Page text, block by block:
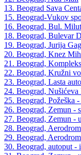
13. Beograd Sava
15. Beograd-Vukov
16. Beograd, Bul.
18. Beograd, Bulevar
19. Beograd, Jurija
20. Beograd, Knez
21. Beograd,
22. Beograd, Kružni
23. Beograd, Lasta
24. Beograd, Nušićeva
25. Beograd, Požeška
26. Beograd, Zemun -
27. Beograd, Zemun -
28. Beograd,
29. Beograd,
30. Beograd, autoput -